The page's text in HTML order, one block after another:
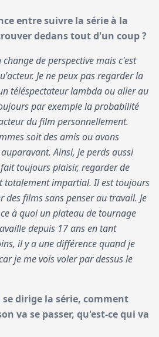
entre suivre la série à la
dedans tout d'un coup ?
de perspective mais c'est
Je ne peux pas regarder la
téléspectateur lambda ou aller au
par exemple la probabilité
du film personnellement.
soit des amis ou avons
Ainsi, je perds aussi
toujours plaisir, regarder de
totalement impartial. Il est toujours
des films sans penser au travail. Je
à quoi un plateau de tournage
depuis 17 ans en tant
il y a une différence quand je
je me vois voler par dessus le
dirige la série, comment
va se passer, qu'est-ce qui va